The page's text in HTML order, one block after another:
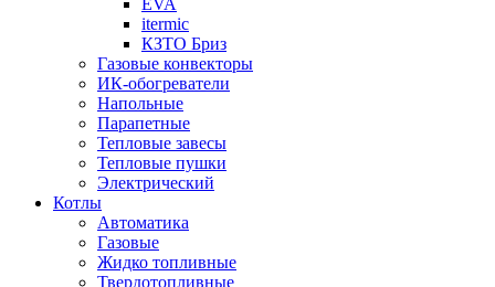
EVA
itermic
КЗТО Бриз
Газовые конвекторы
ИК-обогреватели
Напольные
Парапетные
Тепловые завесы
Тепловые пушки
Электрический
Котлы
Автоматика
Газовые
Жидко топливные
Твердотопливные